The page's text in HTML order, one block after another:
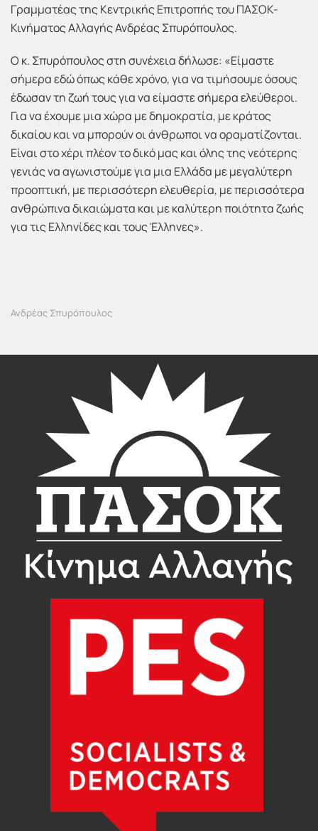
Γραμματέας της Κεντρικής Επιτροπής του ΠΑΣΟΚ-
Κινήματος Αλλαγής Ανδρέας Σπυρόπουλος.
Ο κ. Σπυρόπουλος στη συνέχεια δήλωσε: «Είμαστε
σήμερα εδώ όπως κάθε χρόνο, για να τιμήσουμε όσους
έδωσαν τη ζωή τους για να είμαστε σήμερα ελεύθεροι.
Για να έχουμε μια χώρα με δημοκρατία, με κράτος
δικαίου και να μπορούν οι άνθρωποι να οραματίζονται.
Είναι στο χέρι πλέον το δικό μας και όλης της νεότερης
γενιάς να αγωνιστούμε για μια Ελλάδα με μεγαλύτερη
προοπτική, με περισσότερη ελευθερία, με περισσότερα
ανθρώπινα δικαιώματα και με καλύτερη ποιότητα ζωής
για τις Ελληνίδες και τους Έλληνες».
Ανδρέας Σπυρόπουλος